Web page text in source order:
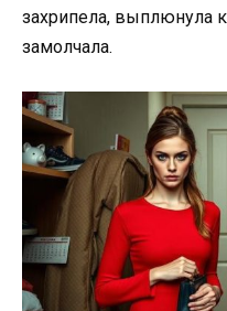
захрипела, выплюнула
замолчала.